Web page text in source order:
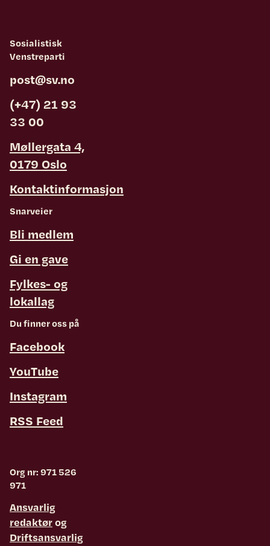
Sosialistisk
Venstreparti
post@sv.no
(+47) 21 93
33 00
Møllergata 4,
0179 Oslo
Kontaktinformasjon
Snarveier
Bli medlem
Gi en gave
Fylkes- og
lokallag
Du finner oss på
Facebook
YouTube
Instagram
RSS Feed
Org nr: 971 526
971
Ansvarlig
redaktørog
Driftsansvarlig